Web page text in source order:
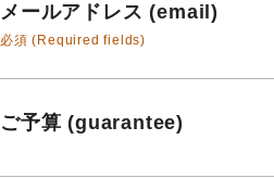
メールアドレス (email)
必須 (Required fields)
ご予算 (guarantee)